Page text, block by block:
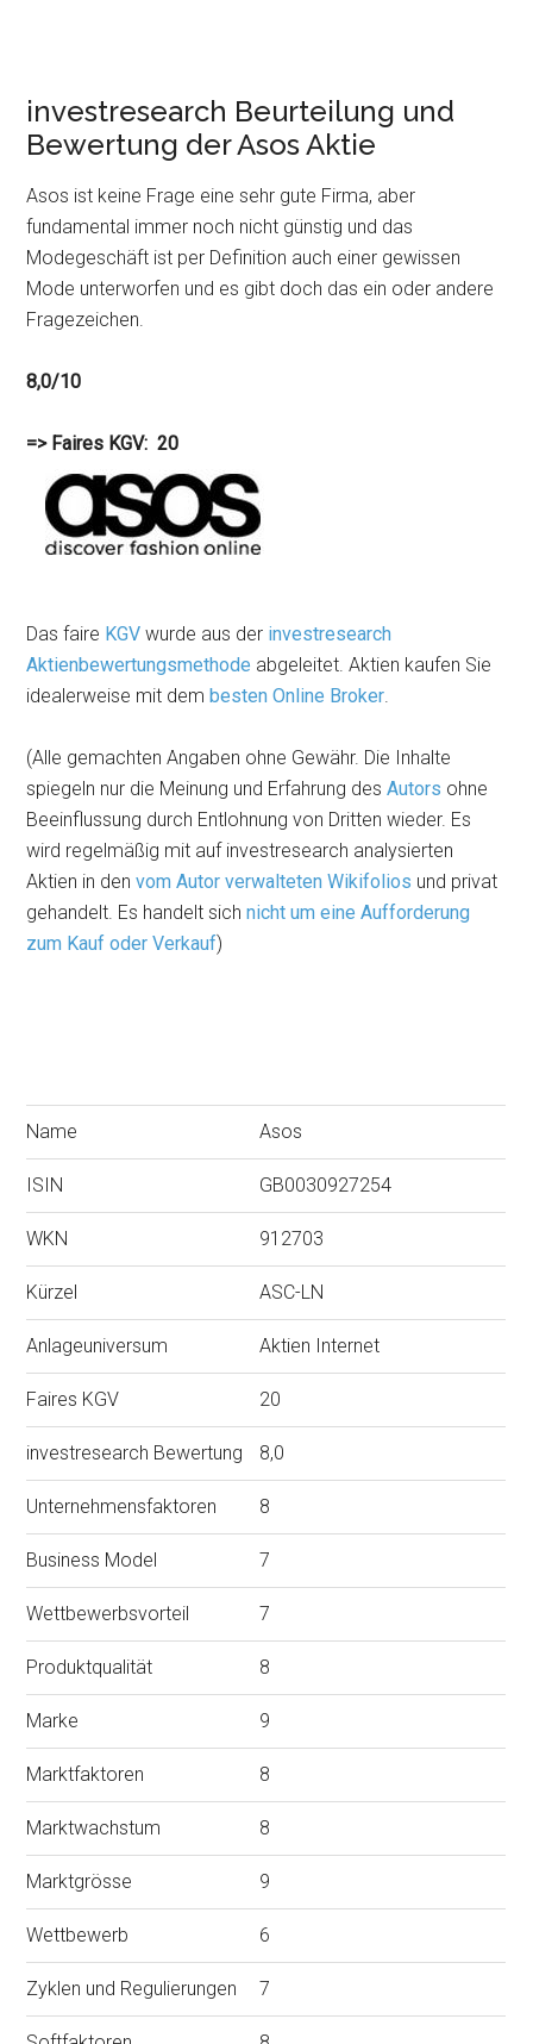
investresearch Beurteilung und
Bewertung der Asos Aktie
Asos ist keine Frage eine sehr gute Firma, aber
fundamental immer noch nicht günstig und das
Modegeschäft ist per Definition auch einer gewissen
Mode unterworfen und es gibt doch das ein oder andere
Fragezeichen.
8,0/10
=> Faires KGV: 20
Das faire KGV wurde aus der investresearch
Aktienbewertungsmethode abgeleitet. Aktien kaufen Sie
idealerweise mit dem besten Online Broker.
(Alle gemachten Angaben ohne Gewähr. Die Inhalte
spiegeln nur die Meinung und Erfahrung desAutors ohne
Beeinflussung durch Entlohnung von Dritten wieder. Es
wird regelmäßig mit auf investresearch analysierten
Aktien in denvom Autor verwalteten Wikifolios und privat
gehandelt. Es handelt sichnicht um eine Aufforderung
zum Kauf oder Verkauf)
Name Asos
ISIN GB0030927254
WKN 912703
Kürzel ASC-LN
Anlageuniversum Aktien Internet
Faires KGV 20
investresearch Bewertung 8,0
Unternehmensfaktoren 8
Business Model 7
Wettbewerbsvorteil 7
Produktqualität 8
Marke 9
Marktfaktoren 8
Marktwachstum 8
Marktgrösse 9
Wettbewerb 6
Zyklen und Regulierungen 7